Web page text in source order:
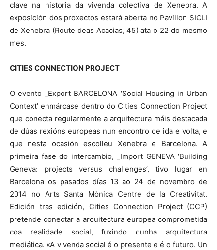
clave na historia da vivenda colectiva de Xenebra. A
exposición dos proxectos estará aberta no Pavillon SICLI
de Xenebra (Route deas Acacias, 45) ata o 22 do mesmo
mes.
CITIES CONNECTION PROJECT
O evento _Export BARCELONA ‘Social Housing in Urban
Context’ enmárcase dentro do Cities Connection Project
que conecta regularmente a arquitectura máis destacada
de dúas rexións europeas nun encontro de ida e volta, e
que nesta ocasión escolleu Xenebra e Barcelona. A
primeira fase do intercambio, _Import GENEVA ‘Building
Geneva: projects versus challenges’, tivo lugar en
Barcelona os pasados días 13 ao 24 de novembro de
2014 no Arts Santa Mònica Centre de la Creativitat.
Edición tras edición, Cities Connection Project (CCP)
pretende conectar a arquitectura europea comprometida
coa realidade social, fuxindo dunha arquitectura
mediática. «A vivenda social é o presente e é o futuro. Un